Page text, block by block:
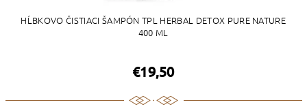
HĹBKOVO ČISTIACI ŠAMPÓN TPL HERBAL DETOX PURE NATURE
400 ML
€19,50